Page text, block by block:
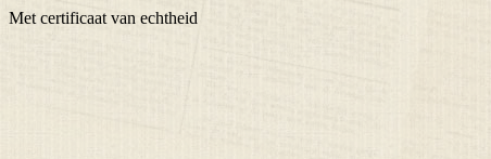
Met certificaat van echtheid